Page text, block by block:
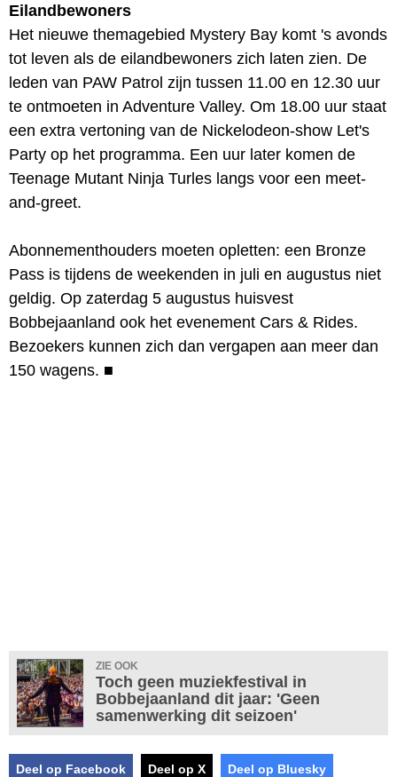
Eilandbewoners
Het nieuwe themagebied Mystery Bay komt 's avonds
tot leven als de eilandbewoners zich laten zien. De
leden van PAW Patrol zijn tussen 11.00 en 12.30 uur
te ontmoeten in Adventure Valley. Om 18.00 uur staat
een extra vertoning van de Nickelodeon-show Let's
Party op het programma. Een uur later komen de
Teenage Mutant Ninja Turles langs voor een meet-
and-greet.
Abonnementhouders moeten opletten: een Bronze
Pass is tijdens de weekenden in juli en augustus niet
geldig. Op zaterdag 5 augustus huisvest
Bobbejaanland ook het evenement Cars & Rides.
Bezoekers kunnen zich dan vergapen aan meer dan
150 wagens. ■
ZIE OOK
Toch geen muziekfestival in
Bobbejaanland dit jaar: 'Geen
samenwerking dit seizoen'
Deel op Facebook Deel op X Deel op Bluesky